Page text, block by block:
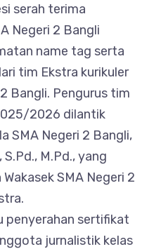
serah terima
Negeri 2 Bangli
name tag serta
tim Ekstra kurikuler
Bangli. Pengurus tim
2026 dilantik
SMA Negeri 2 Bangli,
M.Pd., yang
SMA Negeri 2
penyerahan sertifikat
jurnalistik kelas